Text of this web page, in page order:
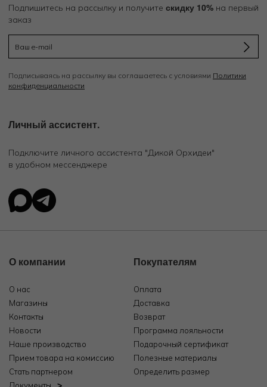
Подпишитесь на рассылку и получите скидку 10% на первый
заказ
Подписываясь на рассылку вы соглашаетесь с условиями Политики
конфиденциальности
Личный ассистент.
Подключите личного ассистента "Дикой Орхидеи"
в удобном мессенджере
О компании
О нас
Магазины
Контакты
Новости
Наше производство
Прием товара на комиссию
Стать партнером
Покупателям
Оплата
Доставка
Возврат
Программа лояльности
Подарочный сертификат
Полезные материалы
Определить размер